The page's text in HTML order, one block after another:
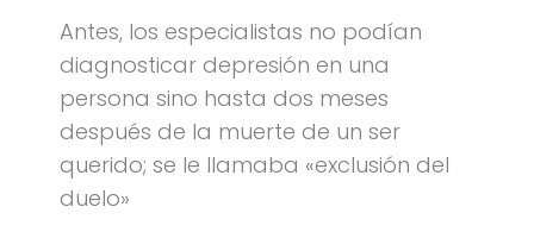
Antes, los especialistas no podían
diagnosticar depresión en una
persona sino hasta dos meses
después de la muerte de un ser
querido; se le llamaba «exclusión del
duelo»